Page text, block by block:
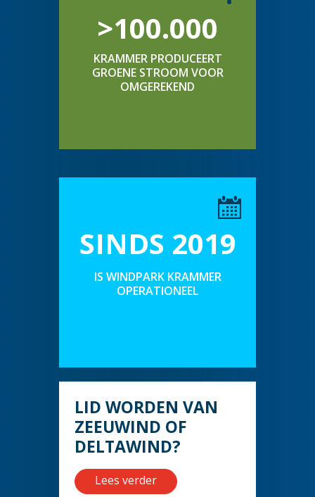
>100.000
KRAMMER PRODUCEERT
GROENE STROOM VOOR
OMGEREKEND
SINDS 2019
IS WINDPARK KRAMMER
OPERATIONEEL
LID WORDEN VAN
ZEEUWIND OF
DELTAWIND?
Lees verder